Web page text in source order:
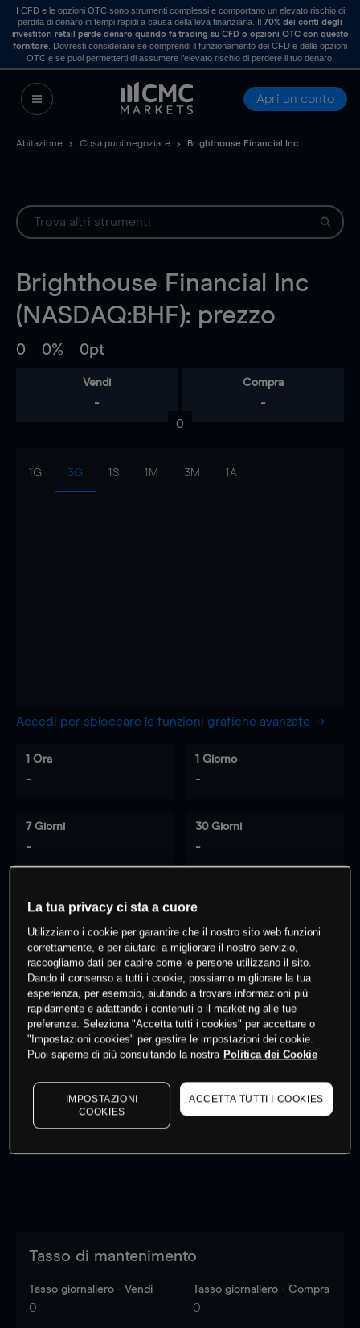
I CFD e le opzioni OTC sono strumenti complessi e comportano un elevato rischio di
perdita di denaro in tempi rapidi a causa della leva finanziaria. Il70% dei conti degli
investitori retail perde denaro quando fa trading su CFD o opzioni OTC con questo
fornitore . Dovresti considerare se comprendi il funzionamento dei CFD e delle opzioni
OTC e se puoi permetterti di assumere l’elevato rischio di perdere il tuo denaro.
Apri un conto
Abitazione Cosa puoi negoziare Brighthouse Financial Inc
Brighthouse Financial Inc
(NASDAQ:BHF): prezzo
0 0% 0pt
Vendi
-
Compra
-
0
1G 3G 1S 1M 3M 1A
Accedi per sbloccare le funzioni grafiche avanzate
1 Ora
-
1 Giorno
-
7 Giorni
-
30 Giorni
-
0 % dei clienti hanno posizioni
questo prodotto
Fai trading
I prezzi sono solo indicativi. Accediper vedere gli ultimi
dati di mercato
to see latest market data
Tasso di mantenimento
Tasso giornaliero - Vendi
0
Tasso giornaliero - Compra
0
La tua privacy ci sta a cuore
Utilizziamo i cookie per garantire che il nostro sito web funzioni
correttamente, e per aiutarci a migliorare il nostro servizio,
raccogliamo dati per capire come le persone utilizzano il sito.
Dando il consenso a tutti i cookie, possiamo migliorare la tua
esperienza, per esempio, aiutando a trovare informazioni più
rapidamente e adattando i contenuti o il marketing alle tue
preferenze. Seleziona "Accetta tutti i cookies" per accettare o
"Impostazioni cookies" per gestire le impostazioni dei cookie.
Puoi saperne di più consultando la nostra Politica dei Cookie
IMPOSTAZIONI
COOKIES
ACCETTA TUTTI I COOKIES